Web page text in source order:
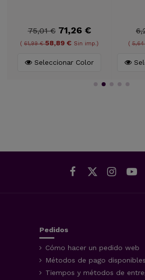
75,01 € 71,26 €
(61,99 €58,89 € Sin imp.)
Seleccionar Color
(
Pedidos
Cómo hacer un pedido web
Métodos de pago disponibles
Tiempos y métodos de